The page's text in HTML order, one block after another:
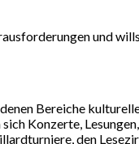
und
Bereiche
Konzerte,
den